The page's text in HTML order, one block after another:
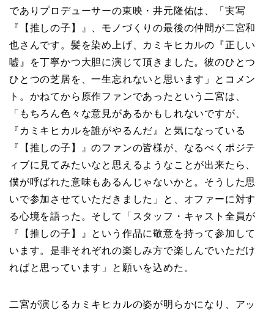
でありプロデューサーの東映・井元隆佑は、「実写
『【推しの子】』、モノづくりの最後の仲間が二宮和
也さんです。髪を染め上げ、カミキヒカルの『正しい
嘘』を丁寧かつ大胆に演じて頂きました。彼のひとつ
ひとつの芝居を、一生忘れないと思います」とコメン
ト。かねてから原作ファンであったという二宮は、
「もちろん色々な意見があるかもしれないですが、
『カミキヒカルを誰がやるんだ』と気になっている
『【推しの子】』のファンの皆様が、なるべくポジテ
ィブに見てみたいなと思えるようなことが出来たら、
僕が呼ばれた意味もあるんじゃないかと。そうした思
いで参加させていただきました」と、オファーに対す
る心境を語った。そして「スタッフ・キャスト全員が
『【推しの子】』という作品に敬意を持って参加して
います。是非それぞれの楽しみ方で楽しんでいただけ
ればと思っています」と願いを込めた。
二宮が演じるカミキヒカルの姿が明らかになり、アッ